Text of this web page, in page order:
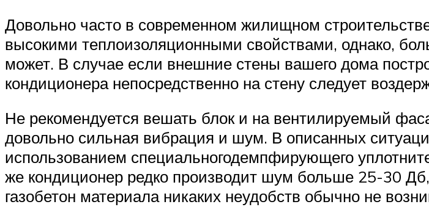
Довольно часто в современном жилищном
высокими теплоизоляционными свойствами, однако,
может. В случае если внешние стены вашего дома
кондиционера непосредственно на стену следует
Не рекомендуется вешать блок и на вентилируемый
довольно сильная вибрация и шум. В описанных
использованием специальногодемпфирующего
же кондиционер редко производит шум больше 25-30
газобетон материала никаких неудобств обычно не